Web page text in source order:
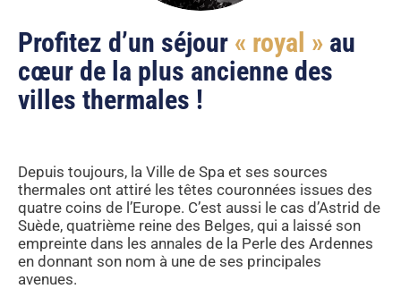
Depuis toujours, la Ville de Spa et ses sources
thermales ont attiré les têtes couronnées issues des
quatre coins de l’Europe. C’est aussi le cas d’Astrid de
Suède, quatrième reine des Belges, qui a laissé son
empreinte dans les annales de la Perle des Ardennes
en donnant son nom à une de ses principales
avenues.
Profitez d’un séjour « royal » au
cœur de la plus ancienne des
villes thermales !